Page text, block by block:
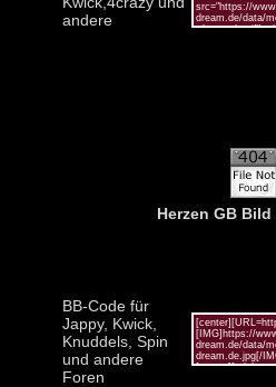
andere
Herzen GB Bild
BB-Code für
Jappy, Kwick,
Knuddels, Spin
und andere
Foren